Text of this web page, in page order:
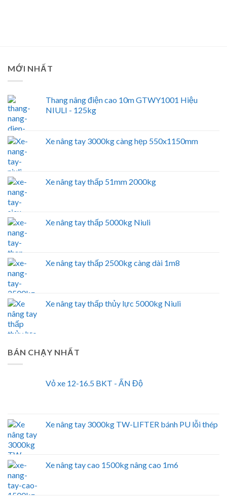
MỚI NHẤT
Thang nâng điện cao 10m GTWY1001 Hiệu
NIULI - 125kg
Xe nâng tay 3000kg càng hẹp 550x1150mm
Xe nâng tay thấp 51mm 2000kg
Xe nâng tay thấp 5000kg Niuli
Xe nâng tay thấp 2500kg càng dài 1m8
Xe nâng tay thấp thủy lực 5000kg Niuli
BÁN CHẠY NHẤT
Vỏ xe 12-16.5 BKT - ẤN Độ
Xe nâng tay 3000kg TW-LIFTER bánh PU lỗi thép
Xe nâng tay cao 1500kg nâng cao 1m6